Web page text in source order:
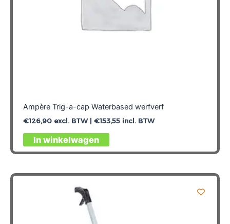
Ampère Trig-a-cap Waterbased werfverf
€126,90excl. BTW | €153,55incl. BTW
In winkelwagen
Dit
product
meerdere